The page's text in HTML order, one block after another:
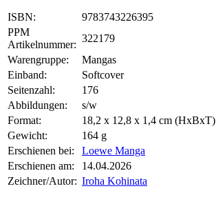
ISBN:
9783743226395
PPM
Artikelnummer:
322179
Warengruppe:
Mangas
Einband:
Softcover
Seitenzahl:
176
Abbildungen:
s/w
Format:
18,2 x 12,8 x 1,4 cm (HxBxT)
Gewicht:
164 g
Erschienen bei:
Loewe Manga
Erschienen am:
14.04.2026
Zeichner/Autor: Iroha Kohinata